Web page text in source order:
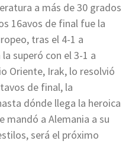
a más de 30 grados
16avos de final fue la
tras el 4-1 a
superó con el 3-1 a
Oriente, Irak, lo resolvió
de final, la
dónde llega la heroica
mandó a Alemania a su
será el próximo